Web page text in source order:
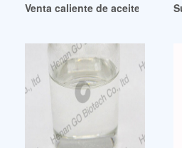
Venta caliente de aceite DOP